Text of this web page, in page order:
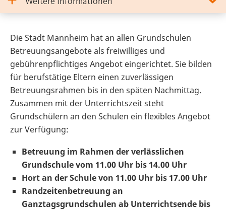
Die Stadt Mannheim hat an allen Grundschulen
Betreuungsangebote als freiwilliges und
gebührenpflichtiges Angebot eingerichtet. Sie bilden
für berufstätige Eltern einen zuverlässigen
Betreuungsrahmen bis in den späten Nachmittag.
Zusammen mit der Unterrichtszeit steht
Grundschülern an den Schulen ein flexibles Angebot
zur Verfügung:
Betreuung im Rahmen der verlässlichen
Grundschule vom 11.00 Uhr bis 14.00 Uhr
Hort an der Schule von 11.00 Uhr bis 17.00 Uhr
Randzeitenbetreuung an
Ganztagsgrundschulen ab Unterrichtsende bis